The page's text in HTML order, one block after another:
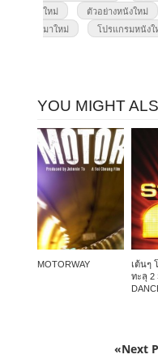
ใหม่
ตัวอย่างหนังใหม่
มาใหม่
โปรแกรมหนังใ
YOU MIGHT
MOTORWAY
เต้นๆ
ทะลุ 2
«Next